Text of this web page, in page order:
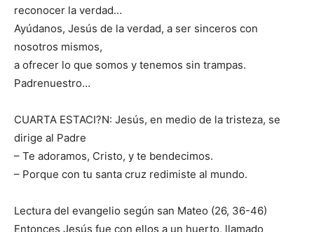
reconocer la verdad…
Ayúdanos, Jesús de la verdad, a ser sinceros con
nosotros mismos,
a ofrecer lo que somos y tenemos sin trampas.
Padrenuestro…
CUARTA ESTACI?N: Jesús, en medio de la tristeza, se
dirige al Padre
– Te adoramos, Cristo, y te bendecimos.
– Porque con tu santa cruz redimiste al mundo.
Lectura del evangelio según san Mateo (26, 36-46)
Entonces Jesús fue con ellos a un huerto, llamado